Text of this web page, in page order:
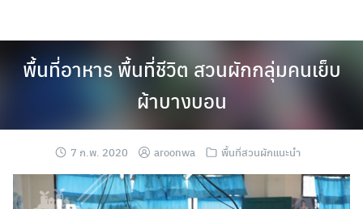
พื้นที่อาหาร พื้นที่ชีวิต สวนผักกลุ่มคนเย็บ
ผ้าบางบอน
7 ก.พ. 2020 aroonwa พื้นที่สวนผักแนะนำ